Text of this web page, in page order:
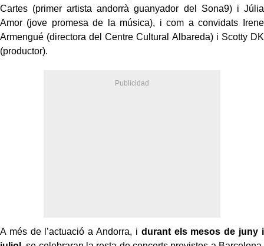
Cartes (primer artista andorrà guanyador del Sona9) i Júlia
Amor (jove promesa de la música), i com a convidats Irene
Armengué (directora del Centre Cultural Albareda) i Scotty DK
(productor).
A més de l’actuació a Andorra, i durant els mesos de juny i